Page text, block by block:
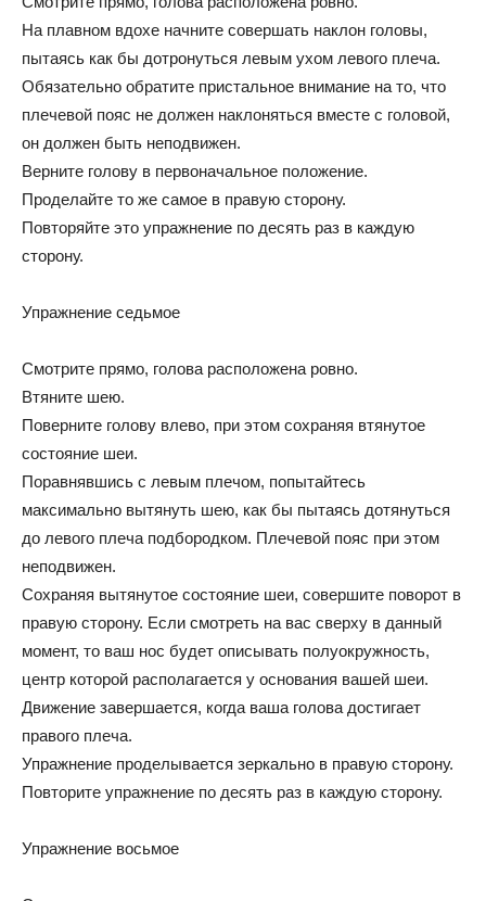
На плавном вдохе начните совершать наклон головы,
пытаясь как бы дотронуться левым ухом левого плеча.
Обязательно обратите пристальное внимание на то, что
плечевой пояс не должен наклоняться вместе с головой,
он должен быть неподвижен.
Верните голову в первоначальное положение.
Проделайте то же самое в правую сторону.
Повторяйте это упражнение по десять раз в каждую
сторону.
Упражнение седьмое
Смотрите прямо, голова расположена ровно.
Втяните шею.
Поверните голову влево, при этом сохраняя втянутое
состояние шеи.
Поравнявшись с левым плечом, попытайтесь
максимально вытянуть шею, как бы пытаясь дотянуться
до левого плеча подбородком. Плечевой пояс при этом
неподвижен.
Сохраняя вытянутое состояние шеи, совершите поворот в
правую сторону. Если смотреть на вас сверху в данный
момент, то ваш нос будет описывать полуокружность,
центр которой располагается у основания вашей шеи.
Движение завершается, когда ваша голова достигает
правого плеча.
Упражнение проделывается зеркально в правую сторону.
Повторите упражнение по десять раз в каждую сторону.
Упражнение восьмое